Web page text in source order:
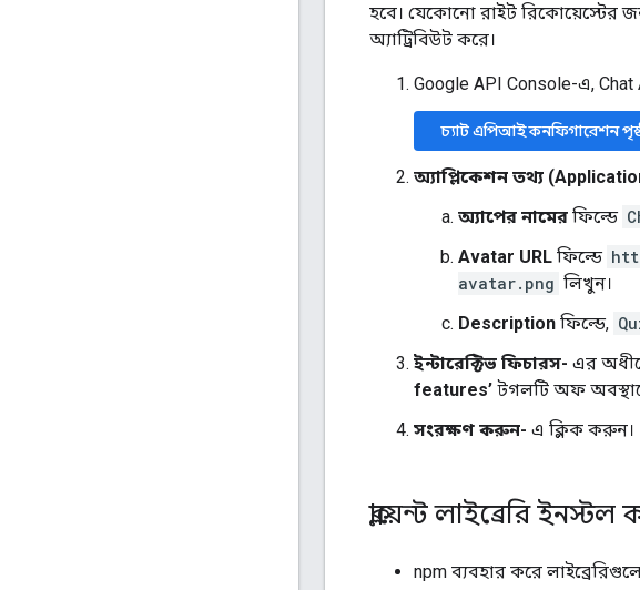
হবে। যেকোনো রাইট রিকোয়েস্টের
অ্যাট্রিবিউট করে।
Google API Console-এ, Chat
চ্যাট এপিআই কনফিগারেশন
অ্যাপ্লিকেশন তথ্য
অ্যাপের নামের ফিল্ডে
Avatar URL ফিল্ডে
avatar.png লিখুন।
Description ফিল্ডে,
ইন্টারেক্টিভ ফিচারস- এর
features’ টগলটি অফ
সংরক্ষণ করুন- এ ক্লিক করুন।
ক্লায়েন্ট লাইব্রেরি
npm ব্যবহার করে